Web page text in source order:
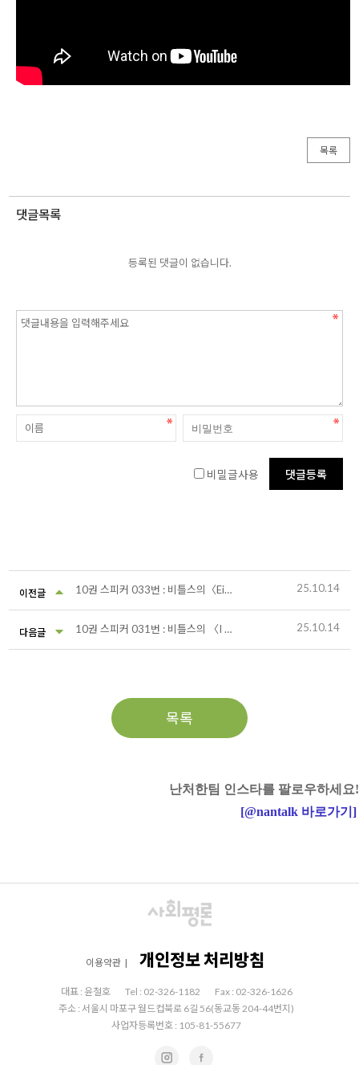
목록
댓글목록
등록된 댓글이 없습니다.
비밀글사용
이전글 10권 스피커 033번 : 비틀스의〈Eight Days a Week〉 25.10.14
다음글 10권 스피커 031번 : 비틀스의 〈I Want To Hold Your Hand〉 25.10.14
목록
난처한팀 인스타를 팔로우하세요!
[@nantalk 바로가기 ]
이용약관 | 개인정보 처리방침
대표 : 윤철호 Tel : 02-326-1182
Fax : 02-326-1626
주소 : 서울시 마포구 월드컵북로 6길 56(동교동 204-44번지)
사업자등록번호 : 105-81-55677